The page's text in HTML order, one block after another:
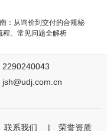
：从询价到交付的合规秘
程、常见问题全解析
2290240043
jsh@udj.com.cn
联系我们 | 荣誉资质